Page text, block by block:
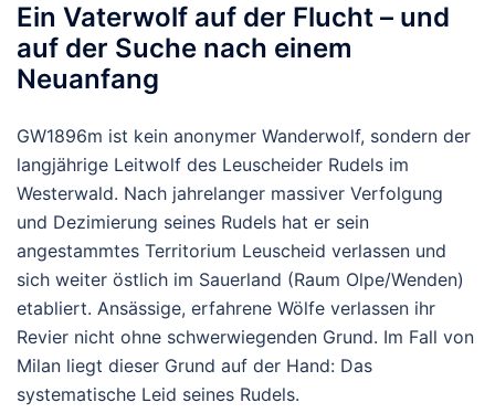
Ein Vaterwolf auf der Flucht – und
auf der Suche nach einem
Neuanfang
GW1896m ist kein anonymer Wanderwolf, sondern der
langjährige Leitwolf des Leuscheider Rudels im
Westerwald. Nach jahrelanger massiver Verfolgung
und Dezimierung seines Rudels hat er sein
angestammtes Territorium Leuscheid verlassen und
sich weiter östlich im Sauerland (Raum Olpe/Wenden)
etabliert. Ansässige, erfahrene Wölfe verlassen ihr
Revier nicht ohne schwerwiegenden Grund. Im Fall von
Milan liegt dieser Grund auf der Hand: Das
systematische Leid seines Rudels.